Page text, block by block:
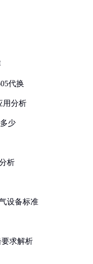
代换
用分析
少
析
设备标准
要求解析